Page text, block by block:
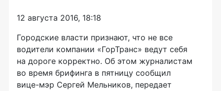
12 августа 2016, 18:18
Городские власти признают, что не все
водители компании «ГорТранс» ведут себя
на дороге корректно. Об этом журналистам
во время брифинга в пятницу сообщил
вице-мэр Сергей Мельников, передает